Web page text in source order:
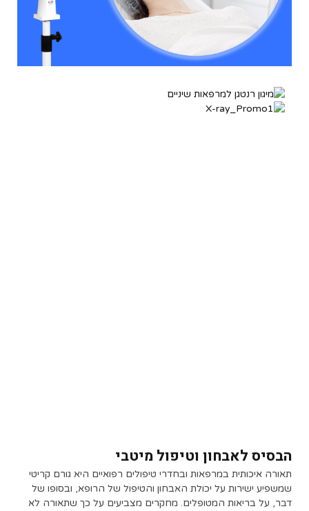
הבסיס לאבחון וטיפול מיטבי
תאורה איכותית במרפאות ובחדרי טיפולים רפואיים היא גורם קריטי
שמשפיע ישירות על יכולת האבחון והטיפול של הרופא, ובסופו של
דבר, על בריאות המטופלים. מחקרים מצביעים על כך שתאורה לא